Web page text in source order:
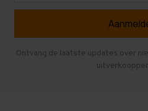
Gebruikte entresolvloeren
Ontvang de laatste updates over